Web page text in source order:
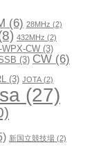
(6) 28MHz (2)
432MHz (2)
WPX-CW (3)
(3) CW (6)
(3) JOTA (2)
(27)
新国立競技場 (2)